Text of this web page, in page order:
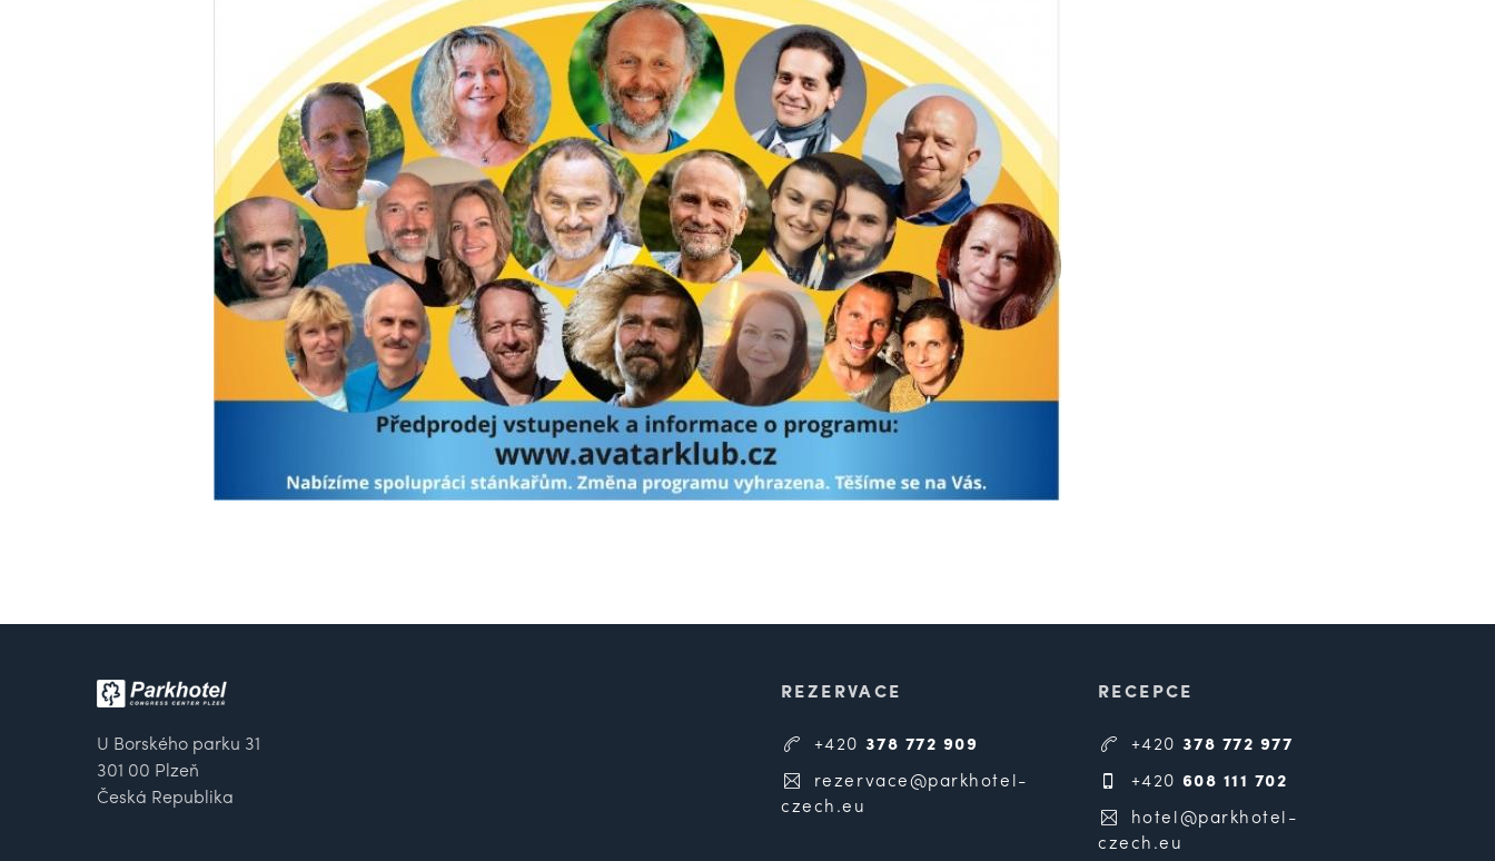
U Borského parku 31
301 00 Plzeň
Česká Republika
REZERVACE
+420 378 772 909
rezervace@parkhotel-
czech.eu
RECEPCE
+420 378 772 977
+420 608 111 702
hotel@parkhotel-
czech.eu